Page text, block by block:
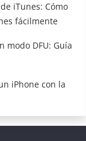
iTunes: Cómo
fácilmente
modo DFU: Guía
iPhone con la